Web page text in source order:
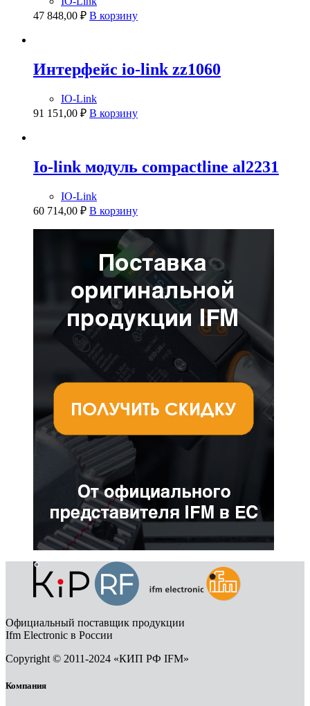
47 848,00 ₽ В корзину
Интерфейс io-link zz1060
IO-Link
91 151,00 ₽ В корзину
Io-link модуль compactline al2231
IO-Link
60 714,00 ₽ В корзину
Официальный поставщик продукции
Ifm Electronic в России
Copyright © 2011-2024 «КИП РФ IFM»
Компания